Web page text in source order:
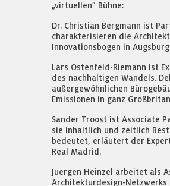
„virtuellen” Bühne:
Dr. Christian Bergmann ist
charakterisieren die
Innovationsbogen in
Lars Ostenfeld-Riemann ist
des nachhaltigen Wandels.
außergewöhnlichen
Emissionen in ganz
Sander Troost ist Associate
sie inhaltlich und zeitlich
bedeutet, erläutert der
Real Madrid.
Juergen Heinzel arbeitet als
Architekturdesign-Netzwerks